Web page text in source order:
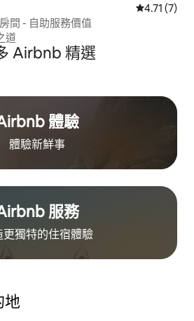
從 7 則評價
4.71 (7)
間 - 自助服務價值
道
Airbnb 精選
體驗
體驗新鮮事
服務
更獨特的住⁠宿⁠體⁠驗
地